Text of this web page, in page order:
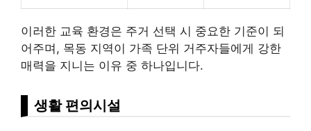
이러한 교육 환경은 주거 선택 시 중요한 기준이 되
어주며, 목동 지역이 가족 단위 거주자들에게 강한
매력을 지니는 이유 중 하나입니다.
생활 편의시설